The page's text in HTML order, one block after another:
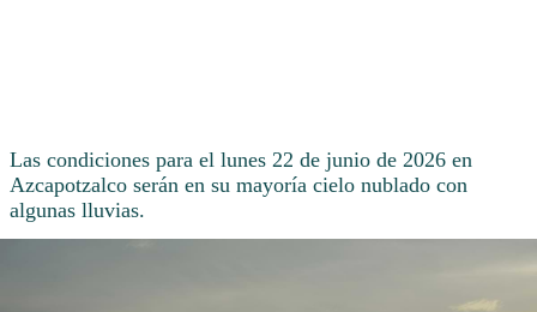
Las condiciones para el lunes 22 de junio de 2026 en
Azcapotzalco serán en su mayoría cielo nublado con
algunas lluvias.